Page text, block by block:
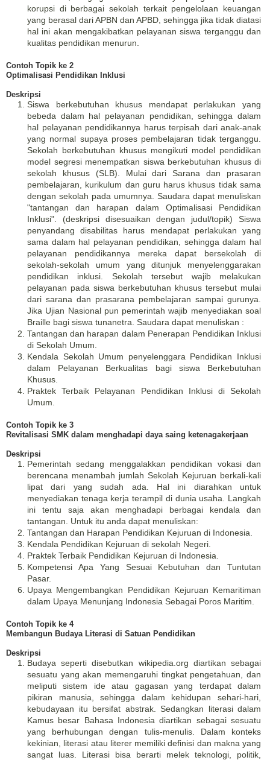
korupsi di berbagai sekolah terkait pengelolaan keuangan
yang berasal dari APBN dan APBD, sehingga jika tidak diatasi
hal ini akan mengakibatkan pelayanan siswa terganggu dan
kualitas pendidikan menurun.
Contoh Topik ke 2
Optimalisasi Pendidikan Inklusi
Deskripsi
Siswa berkebutuhan khusus mendapat perlakukan yang
bebeda dalam hal pelayanan pendidikan, sehingga dalam
hal pelayanan pendidikannya harus terpisah dari anak-anak
yang normal supaya proses pembelajaran tidak terganggu.
Sekolah berkebutuhan khusus mengikuti model pendidikan
model segresi menempatkan siswa berkebutuhan khusus di
sekolah khusus (SLB). Mulai dari Sarana dan prasaran
pembelajaran, kurikulum dan guru harus khusus tidak sama
dengan sekolah pada umumnya. Saudara dapat menuliskan
"tantangan dan harapan dalam Optimalisasi Pendidikan
Inklusi". (deskripsi disesuaikan dengan judul/topik) Siswa
penyandang disabilitas harus mendapat perlakukan yang
sama dalam hal pelayanan pendidikan, sehingga dalam hal
pelayanan pendidikannya mereka dapat bersekolah di
sekolah-sekolah umum yang ditunjuk menyelenggarakan
pendidikan inklusi. Sekolah tersebut wajib melakukan
pelayanan pada siswa berkebutuhan khusus tersebut mulai
dari sarana dan prasarana pembelajaran sampai gurunya.
Jika Ujian Nasional pun pemerintah wajib menyediakan soal
Braille bagi siswa tunanetra. Saudara dapat menuliskan :
Tantangan dan harapan dalam Penerapan Pendidikan Inklusi
di Sekolah Umum.
Kendala Sekolah Umum penyelenggara Pendidikan Inklusi
dalam Pelayanan Berkualitas bagi siswa Berkebutuhan
Khusus.
Praktek Terbaik Pelayanan Pendidikan Inklusi di Sekolah
Umum.
Contoh Topik ke 3
Revitalisasi SMK dalam menghadapi daya saing ketenagakerjaan
Deskripsi
Pemerintah sedang menggalakkan pendidikan vokasi dan
berencana menambah jumlah Sekolah Kejuruan berkali-kali
lipat dari yang sudah ada. Hal ini diarahkan untuk
menyediakan tenaga kerja terampil di dunia usaha. Langkah
ini tentu saja akan menghadapi berbagai kendala dan
tantangan. Untuk itu anda dapat menuliskan:
Tantangan dan Harapan Pendidikan Kejuruan di Indonesia.
Kendala Pendidikan Kejuruan di sekolah Negeri.
Praktek Terbaik Pendidikan Kejuruan di Indonesia.
Kompetensi Apa Yang Sesuai Kebutuhan dan Tuntutan
Pasar.
Upaya Mengembangkan Pendidikan Kejuruan Kemaritiman
dalam Upaya Menunjang Indonesia Sebagai Poros Maritim.
Contoh Topik ke 4
Membangun Budaya Literasi di Satuan Pendidikan
Deskripsi
Budaya seperti disebutkan wikipedia.org diartikan sebagai
sesuatu yang akan memengaruhi tingkat pengetahuan, dan
meliputi sistem ide atau gagasan yang terdapat dalam
pikiran manusia, sehingga dalam kehidupan sehari-hari,
kebudayaan itu bersifat abstrak. Sedangkan literasi dalam
Kamus besar Bahasa Indonesia diartikan sebagai sesuatu
yang berhubungan dengan tulis-menulis. Dalam konteks
kekinian, literasi atau literer memiliki definisi dan makna yang
sangat luas. Literasi bisa berarti melek teknologi, politik,